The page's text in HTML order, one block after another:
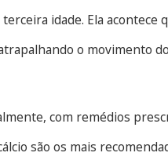
idade. Ela acontece
o movimento
com remédios
são os mais